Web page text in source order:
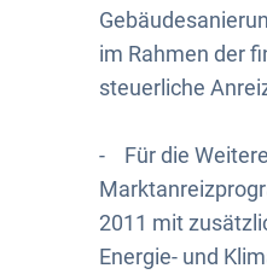
im Rahmen der
steuerliche
- Für die
2011 mit
Energie- und